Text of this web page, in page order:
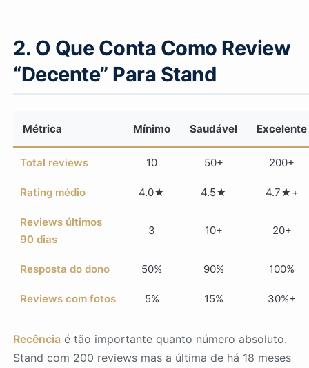
2. O Que Conta Como Review
“Decente” Para Stand
Métrica Mínimo Saudável Excelente
Total reviews 10 50+ 200+
Rating médio 4.0★ 4.5★ 4.7★+
Reviews últimos
90 dias
3 10+ 20+
Resposta do dono 50% 90% 100%
Reviews com fotos 5% 15% 30%+
Recência é tão importante quanto número absoluto.
Stand com 200 reviews mas a última de há 18 meses